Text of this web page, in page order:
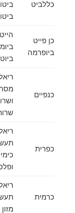
כללביט
ביטוח –
ביטוח
כן פייט
ביופרמה
הייטק –
ביומד –
כנפיים
ריאלי –
מסחר
שרותים
כפרית
ריאלי –
תעשיה
כימיה,
ופלסטיק
כרמית
ריאלי –
תעשיה